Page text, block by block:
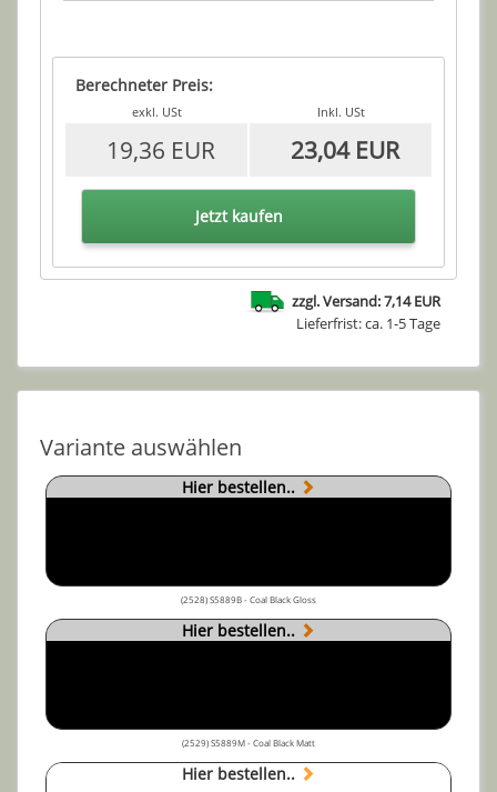
Berechneter Preis:
exkl. USt Inkl. USt
19,36 EUR 23,04 EUR
Jetzt kaufen
zzgl. Versand: 7,14 EUR
Lieferfrist: ca. 1-5 Tage
Variante auswählen
Hier bestellen..
(2528) S5889B - Coal Black Gloss
Hier bestellen..
(2529) S5889M - Coal Black Matt
Hier bestellen..